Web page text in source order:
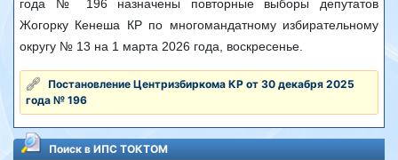
года № 196 назначены повторные выборы депутатов
Жогорку Кенеша КР по многомандатному избирательному
округу № 13 на 1 марта 2026 года, воскресенье.
Постановление Центризбиркома КР от 30 декабря 2025
года № 196
Поиск в ИПС ТОКТОМ